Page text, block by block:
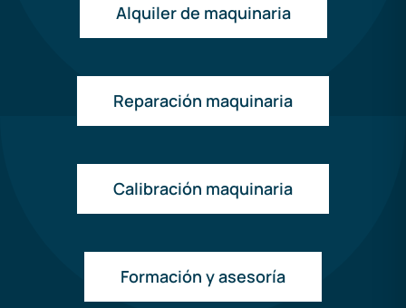
Alquiler de maquinaria
Reparación maquinaria
Calibración maquinaria
Formación y asesoría